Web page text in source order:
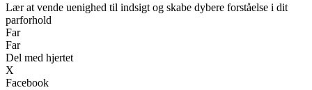
Lær at vende uenighed til indsigt og skabe dybere forståelse i dit
parforhold
Far
Far
Del med hjertet
X
Facebook